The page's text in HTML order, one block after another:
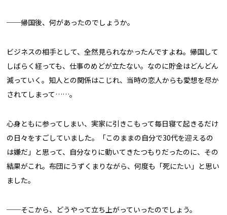
──帰国後、何があったのでしょうか。
ビジネスの相手として、全然見られなかったんですよね。帰国して
しばらく経っても、仕事のめどが立たない。なのに貯金はどんどん
減っていく。知人との関係はこじれ、当時の恋人からも愛想を尽か
されてしまって……。
心身ともに参ってしまい、実家に引きこもって毎日寝て起きるだけ
の日々をすごしていました。「このままの自分で30代を迎えるの
は嫌だ」と思って、自分なりに動いてきたつもりだったのに、その
結果がこれ。布団にうずくまりながら、何度も「死にたい」と思い
ました。
──そこから、どうやって立ち上がっていったのでしょう。